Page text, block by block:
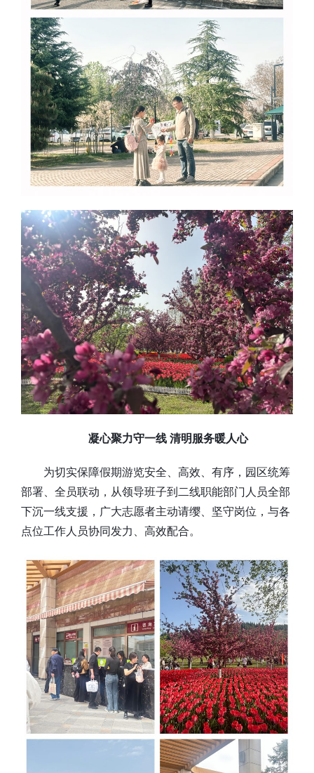
凝心聚力守一线 清明服务暖人心
为切实保障假期游览安全、高效、有序，园区统筹
部署、全员联动，从领导班子到二线职能部门人员全部
下沉一线支援，广大志愿者主动请缨、坚守岗位，与各
点位工作人员协同发力、高效配合。